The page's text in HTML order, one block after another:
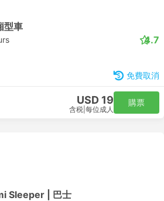
型車
4.7
免費取消
USD 19
含税 每位成人
購票
Sleeper | 巴士